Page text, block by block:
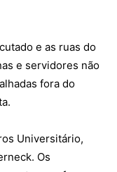
e as ruas do
e servidores não
fora do
Universitário,
Os